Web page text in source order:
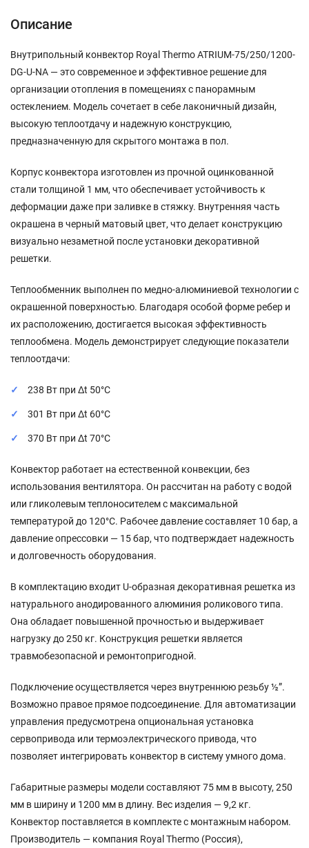
Описание
Внутрипольный конвектор Royal Thermo ATRIUM-75/250/1200-
DG-U-NA — это современное и эффективное решение для
организации отопления в помещениях с панорамным
остеклением. Модель сочетает в себе лаконичный дизайн,
высокую теплоотдачу и надежную конструкцию,
предназначенную для скрытого монтажа в пол.
Корпус конвектора изготовлен из прочной оцинкованной
стали толщиной 1 мм, что обеспечивает устойчивость к
деформации даже при заливке в стяжку. Внутренняя часть
окрашена в черный матовый цвет, что делает конструкцию
визуально незаметной после установки декоративной
решетки.
Теплообменник выполнен по медно-алюминиевой технологии с
окрашенной поверхностью. Благодаря особой форме ребер и
их расположению, достигается высокая эффективность
теплообмена. Модель демонстрирует следующие показатели
теплоотдачи:
238 Вт при Δt 50°C
301 Вт при Δt 60°C
370 Вт при Δt 70°C
Конвектор работает на естественной конвекции, без
использования вентилятора. Он рассчитан на работу с водой
или гликолевым теплоносителем с максимальной
температурой до 120°C. Рабочее давление составляет 10 бар, а
давление опрессовки — 15 бар, что подтверждает надежность
и долговечность оборудования.
В комплектацию входит U-образная декоративная решетка из
натурального анодированного алюминия роликового типа.
Она обладает повышенной прочностью и выдерживает
нагрузку до 250 кг. Конструкция решетки является
травмобезопасной и ремонтопригодной.
Подключение осуществляется через внутреннюю резьбу ½”.
Возможно правое прямое подсоединение. Для автоматизации
управления предусмотрена опциональная установка
сервопривода или термоэлектрического привода, что
позволяет интегрировать конвектор в систему умного дома.
Габаритные размеры модели составляют 75 мм в высоту, 250
мм в ширину и 1200 мм в длину. Вес изделия — 9,2 кг.
Конвектор поставляется в комплекте с монтажным набором.
Производитель — компания Royal Thermo (Россия),